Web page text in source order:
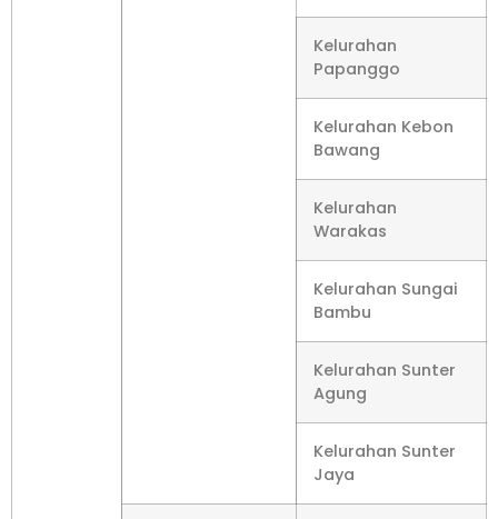
Kelurahan
Papanggo
Kelurahan Kebon
Bawang
Kelurahan
Warakas
Kelurahan Sungai
Bambu
Kelurahan Sunter
Agung
Kelurahan Sunter
Jaya